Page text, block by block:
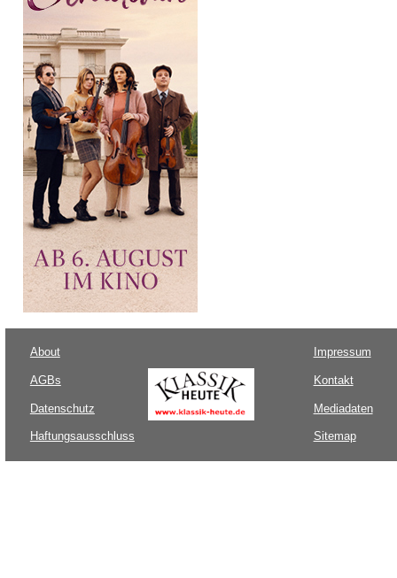
About
AGBs
Datenschutz
Haftungsausschluss
Impressum
Kontakt
Mediadaten
Sitemap